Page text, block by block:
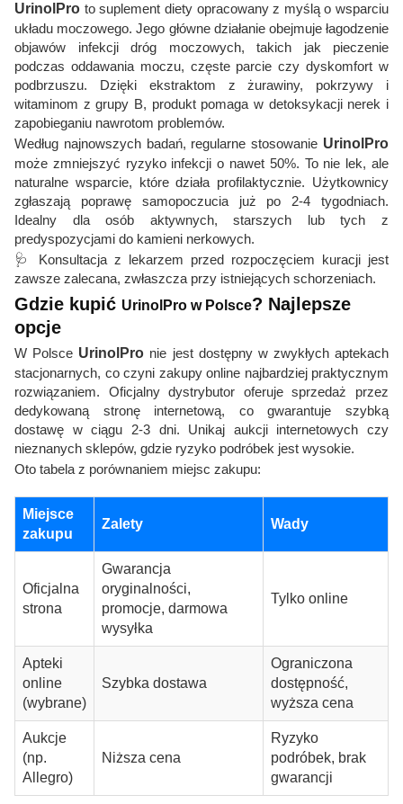
UrinolPro to suplement diety opracowany z myślą o wsparciu
układu moczowego. Jego główne działanie obejmuje łagodzenie
objawów infekcji dróg moczowych, takich jak pieczenie
podczas oddawania moczu, częste parcie czy dyskomfort w
podbrzuszu. Dzięki ekstraktom z żurawiny, pokrzywy i
witaminom z grupy B, produkt pomaga w detoksykacji nerek i
zapobieganiu nawrotom problemów.
Według najnowszych badań, regularne stosowanie UrinolPro
może zmniejszyć ryzyko infekcji o nawet 50%. To nie lek, ale
naturalne wsparcie, które działa profilaktycznie. Użytkownicy
zgłaszają poprawę samopoczucia już po 2-4 tygodniach.
Idealny dla osób aktywnych, starszych lub tych z
predyspozycjami do kamieni nerkowych.
🩺 Konsultacja z lekarzem przed rozpoczęciem kuracji jest
zawsze zalecana, zwłaszcza przy istniejących schorzeniach.
Gdzie kupić UrinolPro w Polsce? Najlepsze
opcje
W Polsce UrinolPro nie jest dostępny w zwykłych aptekach
stacjonarnych, co czyni zakupy online najbardziej praktycznym
rozwiązaniem. Oficjalny dystrybutor oferuje sprzedaż przez
dedykowaną stronę internetową, co gwarantuje szybką
dostawę w ciągu 2-3 dni. Unikaj aukcji internetowych czy
nieznanych sklepów, gdzie ryzyko podróbek jest wysokie.
Oto tabela z porównaniem miejsc zakupu:
Miejsce
zakupu
Zalety Wady
Oficjalna
strona
Gwarancja
oryginalności,
promocje, darmowa
wysyłka
Tylko online
Apteki
online
(wybrane)
Szybka dostawa
Ograniczona
dostępność,
wyższa cena
Aukcje
(np.
Allegro)
Niższa cena
Ryzyko
podróbek, brak
gwarancji